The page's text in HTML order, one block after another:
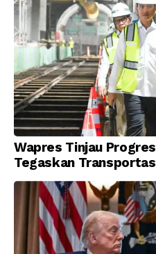
Wapres Tinjau
Tegaskan
Prioritas Nasional